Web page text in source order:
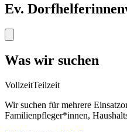
Ev.
Was wir suchen
VollzeitTeilzeit
Wir suchen für mehrere
Familienpfleger*innen,